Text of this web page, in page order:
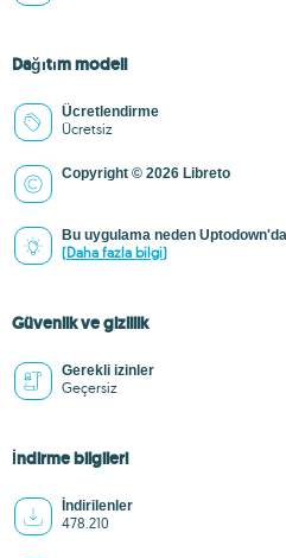
Dağıtım modeli
Ücretlendirme
Ücretsiz
Copyright © 2026 Libreto
Bu uygulama neden
(Daha fazla bilgi)
Güvenlik ve gizlilik
Gerekli izinler
Geçersiz
İndirme bilgileri
İndirilenler
478.210